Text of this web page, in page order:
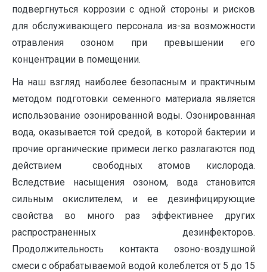
подвергнуться коррозии с одной стороны и рисков
для обслуживающего персонала из-за возможности
отравления озоном при превышении его
концентрации в помещении.
На наш взгляд наиболее безопасным и практичным
методом подготовки семенного материала является
использование озонированной воды. Озонированная
вода, оказывается той средой, в которой бактерии и
прочие органические примеси легко разлагаются под
действием свободных атомов кислорода.
Вследствие насыщения озоном, вода становится
сильным окислителем, и ее дезинфицирующие
свойства во много раз эффективнее других
распространенных дезинфекторов.
Продолжительность контакта озоно-воздушной
смеси с обрабатываемой водой колеблется от 5 до 15